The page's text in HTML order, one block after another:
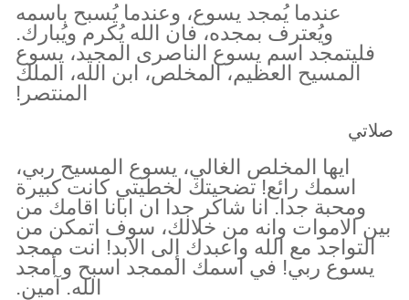
عندما يُمجد يسوع، وعندما يُسبح باسمه
ويُعترف بمجده، فان الله يُكرم ويُبارك.
فليتمجد اسم يسوع الناصرى المجيد، يسوع
المسيح العظيم، المخلص، ابن الله، الملك
المنتصر!
صلاتي
ايها المخلص الغالي، يسوع المسيح ربي،
اسمك رائع! تضحيتك لخطيتي كانت كبيرة
ومحبة جدا. انا شاكر جدا ان ابانا اقامك من
بين الاموات وانه من خلالك، سوف اتمكن من
التواجد مع الله واعبدك إلى الآبد! انت ممجد
يسوع ربي! في اسمك الممجد اسبح و أمجد
الله. آمين.